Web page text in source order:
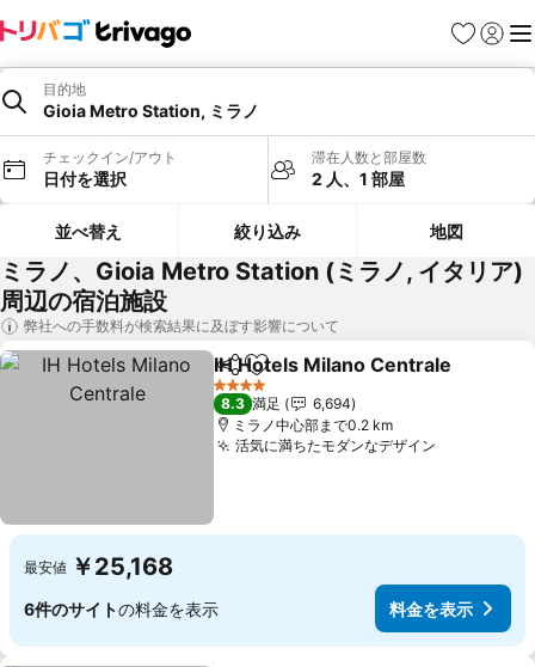
お気に入り
ログイ
メ
目的地
Gioia Metro Station, ミラノ
チェックイン/アウト
日付を選択
滞在人数と部屋数
2 人、1 部屋
並べ替え 絞り込み 地図
ミラノ、Gioia Metro Station (ミラノ, イタリア)
周辺の宿泊施設
弊社への手数料が検索結果に及ぼす影響について
シェアお気に入りに追加
IH Hotels Milano Centrale
4 ホテルのランク
8.3 満足
6,694
ミラノ中心部まで0.2 km
活気に満ちたモダンなデザイン
最安値 ￥25,168
6件のサイトの料金を表示 料金を表示